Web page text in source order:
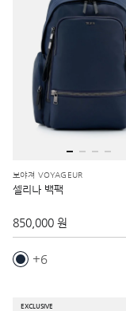
보야져 VOYAGEUR
셀리나 백팩
850,000 원
6
EXCLUSIVE